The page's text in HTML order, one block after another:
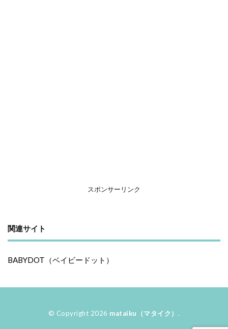
スポンサーリンク
関連サイト
BABYDOT（ベイビードット）
© Copyright 2026 mataiku（マタイク） .